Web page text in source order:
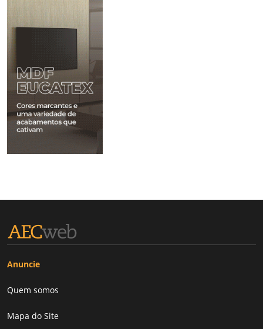
Anuncie
Quem somos
Mapa do Site